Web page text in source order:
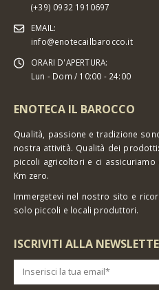
(+39) 0932 1910697
EMAIL:
info@enotecailbarocco.it
ORARI D'APERTURA:
Lun - Dom / 10:00 - 24:00
ENOTECA IL BAROCCO
Qualità, passione e tradizione
nostra attività. Qualità dei
piccoli agricoltori e ci
Km zero.
Immergetevi nel nostro sito e
solo piccoli e locali produttori.
ISCRIVITI ALLA